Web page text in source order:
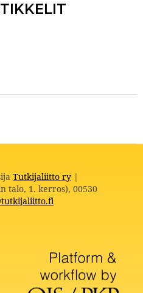
Tutkijaliitto ry|
talo, 1. kerros), 00530